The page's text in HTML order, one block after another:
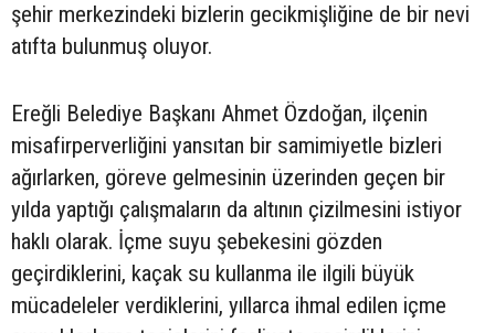
şehir merkezindeki bizlerin gecikmişliğine de bir nevi
atıfta bulunmuş oluyor.
Ereğli Belediye Başkanı Ahmet Özdoğan, ilçenin
misafirperverliğini yansıtan bir samimiyetle bizleri
ağırlarken, göreve gelmesinin üzerinden geçen bir
yılda yaptığı çalışmaların da altının çizilmesini istiyor
haklı olarak. İçme suyu şebekesini gözden
geçirdiklerini, kaçak su kullanma ile ilgili büyük
mücadeleler verdiklerini, yıllarca ihmal edilen içme